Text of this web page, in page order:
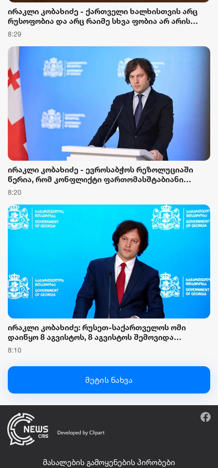
ირაკლი კობახიძე - ქართველი ხალხისთვის არც
რუსოფობია და არც რაიმე სხვა ფობია არ არის
დამახასიათებელი და როდესაც ხელოვნურად
ნიშნავს იმას, რომ საკუთარ ქვეყანას უწყობ
პროვოკაციას
8:29
ირაკლი კობახიძე - ევროსაბჭოს რეზოლუციაში
წერია, რომ კონფლიქტი ფართომასშტაბიანი
საომარი მოქმედებების ფაზაში გადავიდა
შემდეგ
8:20
ირაკლი კობახიძე: რუსეთ-საქართველოს ომი
დაიწყო 8 აგვისტოს, 8 აგვისტოს შემოვიდა
რუსეთის ჯარი, როდესაც შესაბამისი განცხადება
აგვისტოს რაც მოხდა, ეს იყო ის, რომ სააკაშვილის
რეჟიმმა დაბომბა ცხინვალი
8:10
მეტის ნახვა
მასალების გამოყენების პირობები